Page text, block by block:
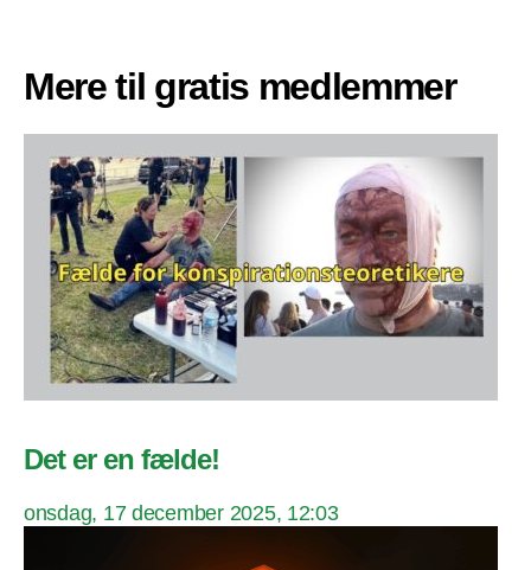
Mere til gratis medlemmer
Det er en fælde!
onsdag, 17 december 2025, 12:03